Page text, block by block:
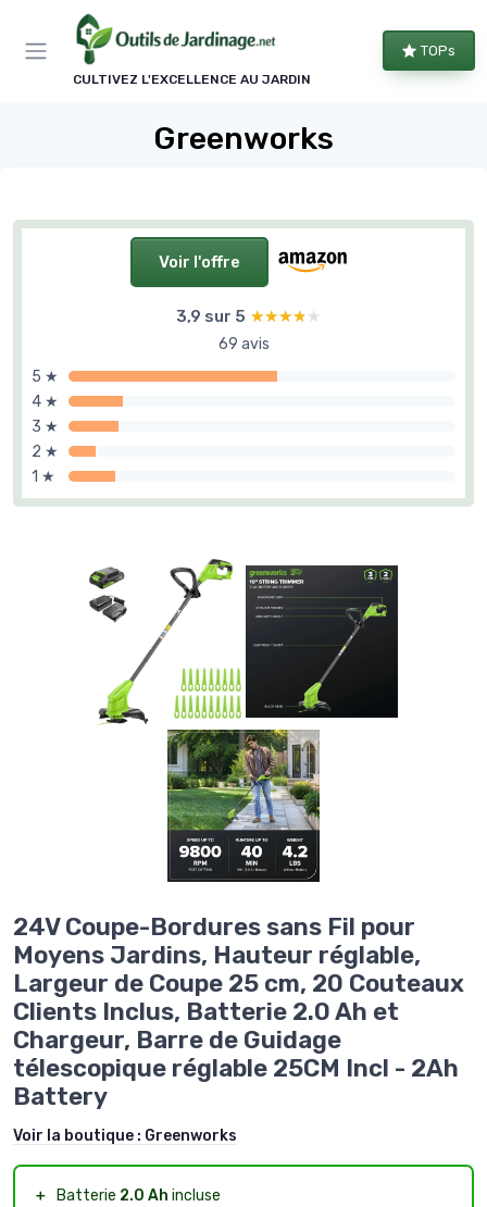
CULTIVEZ L'EXCELLENCE AU JARDIN
TOPs
Greenworks
Voir l'offre
3,9 sur 5 ★★★★★
★★★★★
69 avis
5 ★
4 ★
3 ★
2 ★
1 ★
24V Coupe-Bordures sans Fil pour
Moyens Jardins, Hauteur réglable,
Largeur de Coupe 25 cm, 20 Couteaux
Clients Inclus, Batterie 2.0 Ah et
Chargeur, Barre de Guidage
télescopique réglable 25CM Incl - 2Ah
Battery
Voir la boutique : Greenworks
＋ Batterie 2.0 Ah incluse
Panneau de gestion des cookies